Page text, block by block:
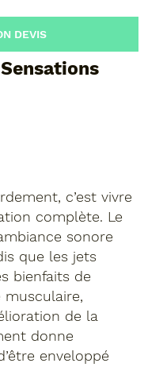
c’est vivre
complète. Le
sonore
que les jets
bienfaits de
musculaire,
de la
donne
enveloppé
DEVIS